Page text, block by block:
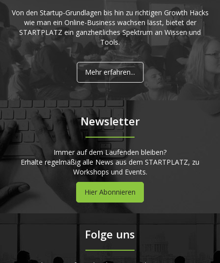
Von den Startup-Grundlagen bis hin zu richtigen Growth Hacks
wie man ein Online-Business wachsen lässt, bietet der
STARTPLATZ ein ganzheitliches Spektrum an Wissen und
Tools.
Mehr erfahren...
Newsletter
Immer auf dem Laufenden bleiben?
Erhalte regelmäßig alle News aus dem STARTPLATZ, zu
Workshops und Events.
Hier Abonnieren
Folge uns